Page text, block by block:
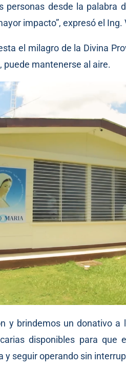
personas desde la palabra
impacto”, expresó el Ing.
el milagro de la Divina
puede mantenerse al aire.
y brindemos un donativo
disponibles para
seguir operando sin